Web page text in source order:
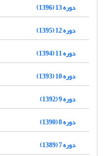
دوره 13 (1396)
دوره 12 (1395)
دوره 11 (1394)
دوره 10 (1393)
دوره 9 (1392)
دوره 8 (1390)
دوره 7 (1389)